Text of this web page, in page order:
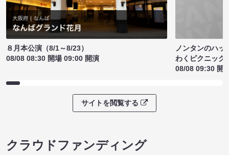
８月本公演（8/1～8/23）
08/08 08:30 開場 09:00 開演
ノンタンのハッ
わくピクニック
08/08 09:30 開
サイトを閲覧する
クラウドファンディング